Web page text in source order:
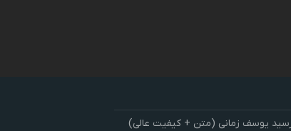
یوسف زمانی (متن + کیفیت عالی)